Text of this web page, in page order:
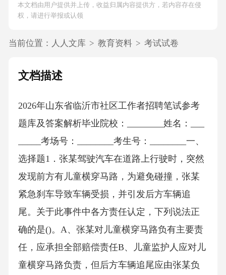
本文档由用户提供并上传，收益归属内容提供方，若内容存在侵
权，请进行举报或认领
当前位置： 人人文库 > 教育资料 > 考试试卷
文档描述
2026年山东省临沂市社区工作者招聘笔试参考
题库及答案解析毕业院校：________姓名：___
_____考场号：________考生号：________一、
选择题1．张某驾驶汽车在道路上行驶时，突然
发现前方有儿童横穿马路，为避免碰撞，张某
紧急刹车导致车辆受损，并引发后方车辆追
尾。关于此事件中各方责任认定，下列说法正
确的是()。A、张某对儿童横穿马路负有主要责
任，应承担全部赔偿责任B、儿童监护人应对儿
童横穿马路负责，但后方车辆追尾应由张某负